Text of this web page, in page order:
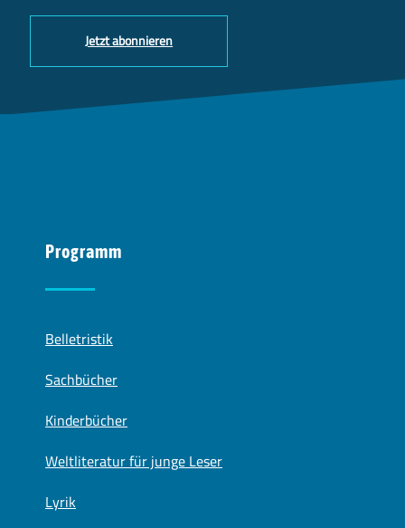
Jetzt abonnieren
Programm
Belletristik
Sachbücher
Kinderbücher
Weltliteratur für junge Leser
Lyrik